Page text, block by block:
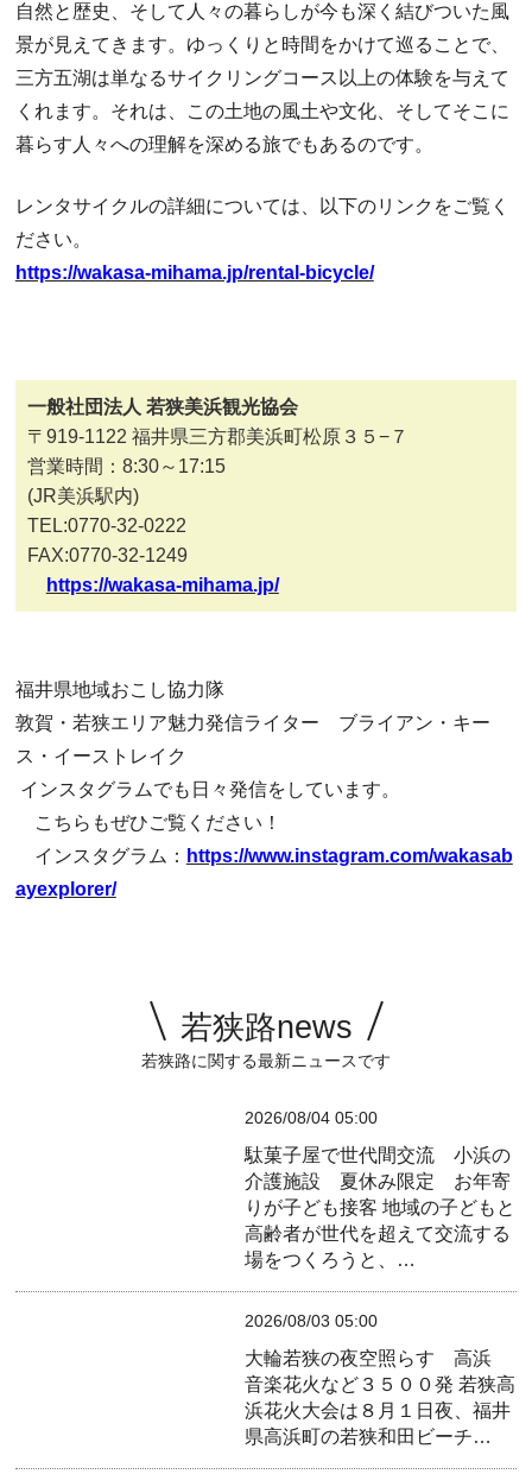
自然と歴史、そして人々の暮らしが今も深く結びついた風
景が見えてきます。ゆっくりと時間をかけて巡ることで、
三方五湖は単なるサイクリングコース以上の体験を与えて
くれます。それは、この土地の風土や文化、そしてそこに
暮らす人々への理解を深める旅でもあるのです。
レンタサイクルの詳細については、以下のリンクをご覧く
ださい。
https://wakasa-mihama.jp/rental-bicycle/
一般社団法人 若狭美浜観光協会
〒919-1122 福井県三方郡美浜町松原３５−７
営業時間：8:30～17:15
(JR美浜駅内)
TEL:0770-32-0222
FAX:0770-32-1249
https://wakasa-mihama.jp/
福井県地域おこし協力隊
敦賀・若狭エリア魅力発信ライター ブライアン・キー
ス・イーストレイク
インスタグラムでも日々発信をしています。
こちらもぜひご覧ください！
インスタグラム： https://www.instagram.com/wakasab
ayexplorer/
若狭路news
若狭路に関する最新ニュースです
2026/08/04 05:00
駄菓子屋で世代間交流 小浜の
介護施設 夏休み限定 お年寄
りが子ども接客 地域の子どもと
高齢者が世代を超えて交流する
場をつくろうと、…
2026/08/03 05:00
大輪若狭の夜空照らす 高浜
音楽花火など３５００発 若狭高
浜花火大会は８月１日夜、福井
県高浜町の若狭和田ビーチ…